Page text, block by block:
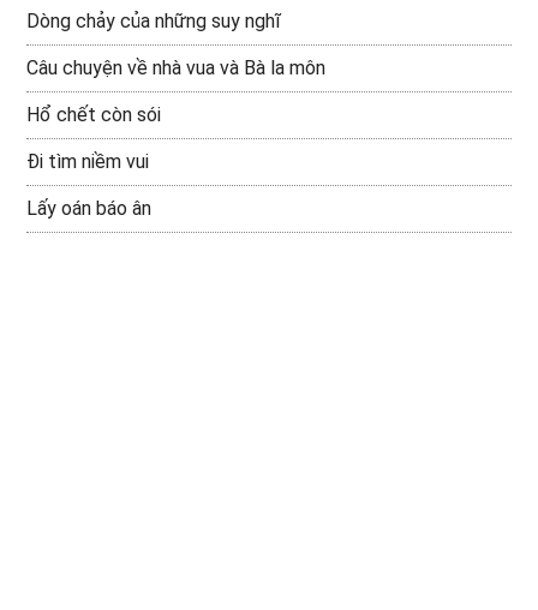
Dòng chảy của những suy nghĩ
Câu chuyện về nhà vua và Bà la môn
Hổ chết còn sói
Đi tìm niềm vui
Lấy oán báo ân